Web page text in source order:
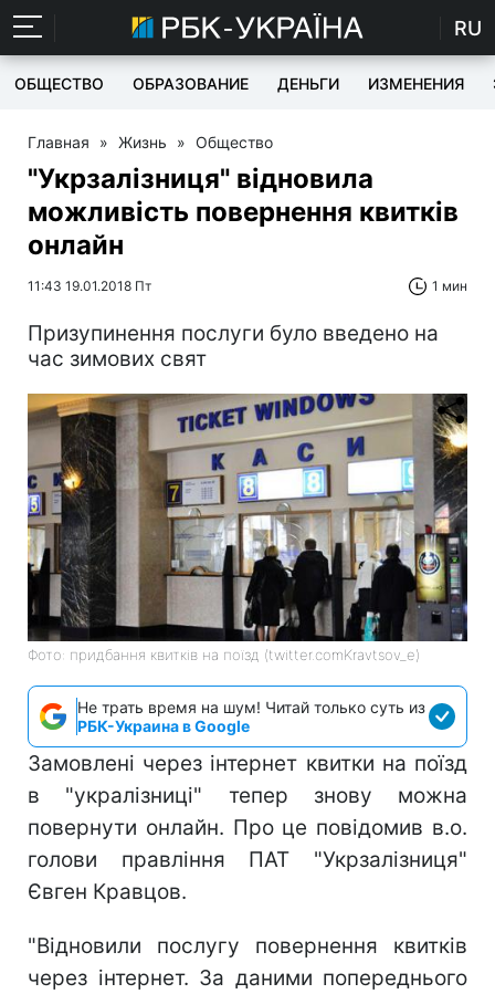
RU
ОБЩЕСТВО ОБРАЗОВАНИЕ ДЕНЬГИ ИЗМЕНЕНИЯ
Главная » Жизнь » Общество
"Укрзалізниця" відновила
можливість повернення квитків
онлайн
11:43 19.01.2018 Пт 1 мин
Призупинення послуги було введено на
час зимових свят
Фото: придбання квитків на поїзд (twitter.comKravtsov_e)
Не трать время на шум! Читай только суть из
РБК-Украина в Google
Замовлені через інтернет квитки на поїзд
в "укралізниці" тепер знову можна
повернути онлайн. Про це повідомив в.о.
голови правління ПАТ "Укрзалізниця"
Євген Кравцов.
"Відновили послугу повернення квитків
через інтернет. За даними попереднього